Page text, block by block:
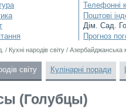
Телефонні
Поштові
Дім. Сад.
Прогноз
/ Кухні народів світу / Азербайджанська
світу Кулінарні поради
(Голубцы)